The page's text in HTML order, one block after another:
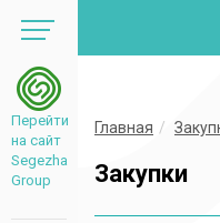
Перейти
на сайт
Segezha
Group
Главная
Закупки